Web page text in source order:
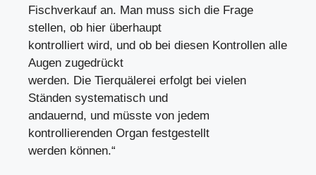
Fischverkauf an. Man muss sich die Frage
stellen, ob hier überhaupt
kontrolliert wird, und ob bei diesen Kontrollen alle
Augen zugedrückt
werden. Die Tierquälerei erfolgt bei vielen
Ständen systematisch und
andauernd, und müsste von jedem
kontrollierenden Organ festgestellt
werden können.“